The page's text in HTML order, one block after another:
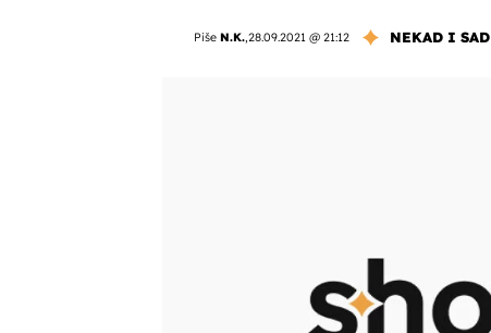
Piše N.K.,28.09.2021 @ 21:12 NEKAD I SAD